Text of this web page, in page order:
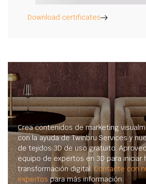
Download certificates
Crea contenidos de marketing
con la ayuda de Twinbru Services y
de tejidos 3D de uso gratuito.
equipo de expertos en 3D para iniciar
transformación digital.Contacte con
expertos para más información.